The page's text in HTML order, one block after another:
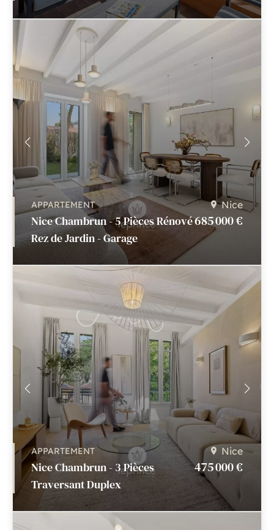
APPARTEMENT
Nice Chambrun - 5 Pièces Rénové
Rez de Jardin - Garage
Nice
685 000 €
APPARTEMENT
Nice Chambrun - 3 Pièces
Traversant Duplex
Nice
475 000 €